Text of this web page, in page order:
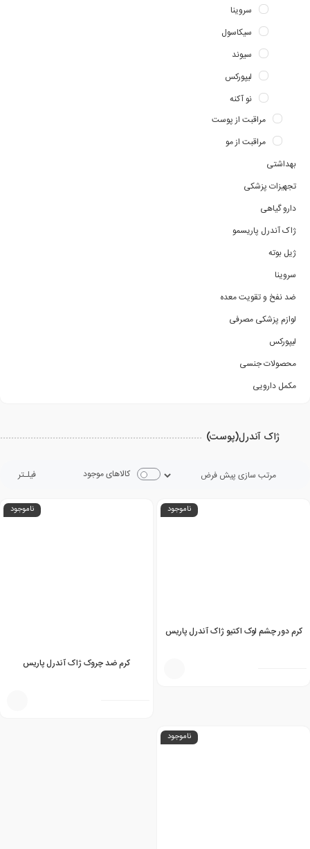
سروینا
سیکاسول
سیوند
لیپورکس
نو آکنه
مراقبت از پوست
مراقبت از مو
بهداشتی
تجهیزات پزشکی
دارو گیاهی
ژاک آندرل پاریسمو
ژیل بوته
سروینا
ضد نفخ و تقویت معده
لوازم پزشکی مصرفی
لیپورکس
محصولات جنسی
مکمل دارویی
ژاک آندرل(پوست)
فیلـتر کالاهای موجود
ناموجود
کرم دور چشم لوک اکتیو ژاک آندرل پاریس
ناموجود
کرم ضد چروک ژاک آندرل پاریس
ناموجود